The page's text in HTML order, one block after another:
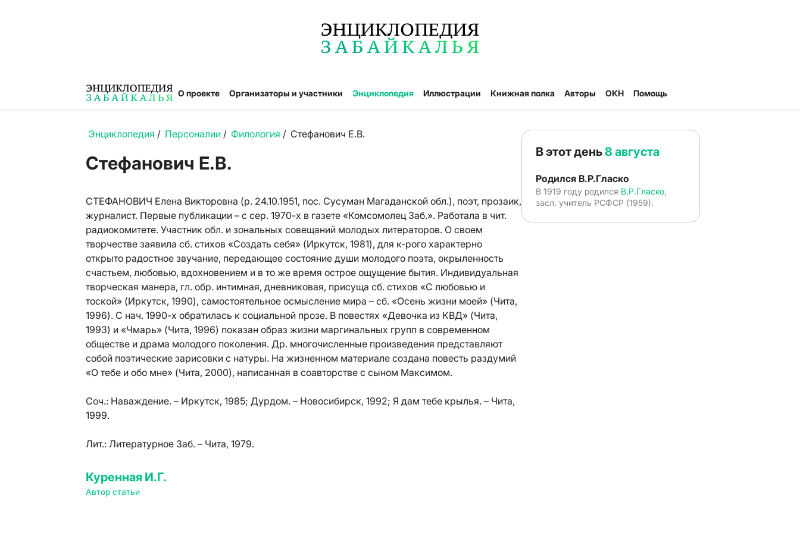
О проекте Организаторы и участники Энциклопедия Иллюстрации Книжная полка Авторы ОКН Помощь
Энциклопедия / Персоналии / Филология / Стефанович Е.В.
Стефанович Е.В.
СТЕФАНОВИЧ Елена Викторовна (р. 24.10.1951, пос. Сусуман Магаданской обл.), поэт, прозаик,
журналист. Первые публикации – с сер. 1970-х в газете «Комсомолец Заб.». Работала в чит.
радиокомитете. Участник обл. и зональных совещаний молодых литераторов. О своем
творчестве заявила сб. стихов «Создать себя» (Иркутск, 1981), для к-рого характерно
открыто радостное звучание, передающее состояние души молодого поэта, окрыленность
счастьем, любовью, вдохновением и в то же время острое ощущение бытия. Индивидуальная
творческая манера, гл. обр. интимная, дневниковая, присуща сб. стихов «С любовью и
тоской» (Иркутск, 1990), самостоятельное осмысление мира – сб. «Осень жизни моей» (Чита,
1996). С нач. 1990-х обратилась к социальной прозе. В повестях «Девочка из КВД» (Чита,
1993) и «Чмарь» (Чита, 1996) показан образ жизни маргинальных групп в современном
обществе и драма молодого поколения. Др. многочисленные произведения представляют
собой поэтические зарисовки с натуры. На жизненном материале создана повесть раздумий
«О тебе и обо мне» (Чита, 2000), написанная в соавторстве с сыном Максимом.
Соч.: Наваждение. – Иркутск, 1985; Дурдом. – Новосибирск, 1992; Я дам тебе крылья. – Чита,
1999.
Лит.: Литературное Заб. – Чита, 1979.
Куренная И.Г.
Автор статьи
В этот день8 августа
Родился В.Р.Гласко
В 1919 году родился В.Р.Гласко
засл. учитель РСФСР (1959).